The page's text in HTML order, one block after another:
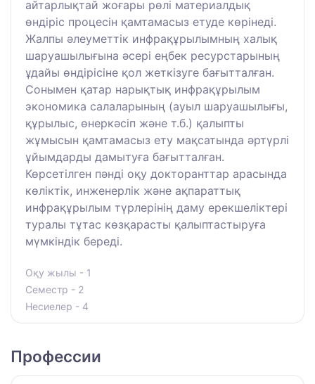
айтарлықтай жоғары рөлі материалдық
өндіріс процесін қамтамасыз етуде көрінеді.
Жалпы әлеуметтік инфрақұрылымның халық
шаруашылығына әсері еңбек ресурстарының
ұдайы өндірісіне қол жеткізуге бағытталған.
Сонымен қатар нарықтық инфрақұрылым
экономика салаларының (ауыл шаруашылығы,
құрылыс, өнеркәсіп және т.б.) қалыпты
жұмысын қамтамасыз ету мақсатында әртүрлі
ұйымдарды дамытуға бағытталған.
Көрсетілген пәнді оқу докторанттар арасында
көліктік, инженерлік және ақпараттық
инфрақұрылым түрлерінің даму ерекшеліктері
туралы тұтас көзқарасты қалыптастыруға
мүмкіндік береді.
Оқу жылы - 1
Семестр - 2
Несиелер - 4
Профессии